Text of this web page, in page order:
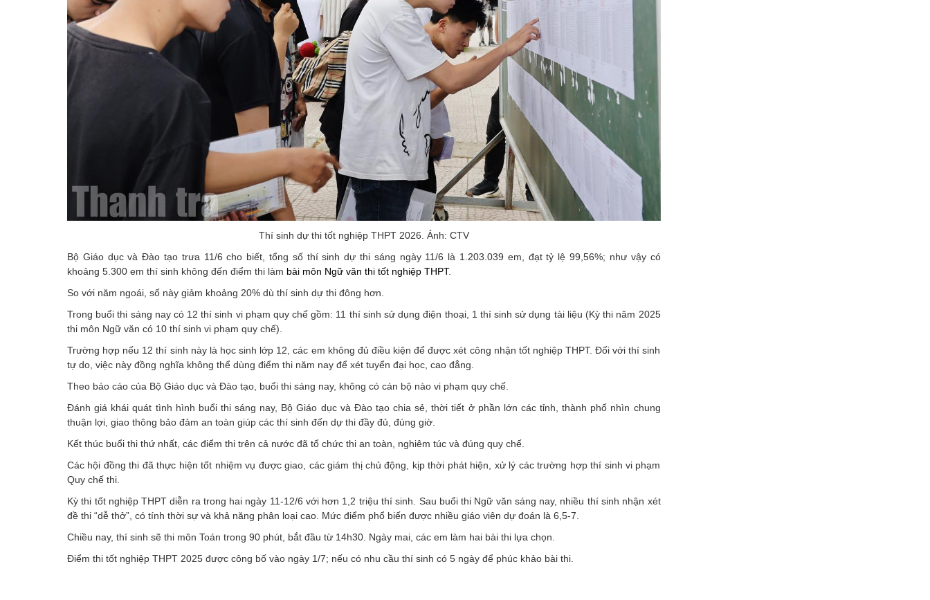
Thí sinh dự thi tốt nghiệp THPT 2026. Ảnh: CTV
Bộ Giáo dục và Đào tạo trưa 11/6 cho biết, tổng số thí sinh dự thi sáng ngày 11/6 là 1.203.039 em, đạt tỷ lệ 99,56%; như vậy có
khoảng 5.300 em thí sinh không đến điểm thi làm bài môn Ngữ văn thi tốt nghiệp THPT.
So với năm ngoái, số này giảm khoảng 20% dù thí sinh dự thi đông hơn.
Trong buổi thi sáng nay có 12 thí sinh vi phạm quy chế gồm: 11 thí sinh sử dụng điện thoại, 1 thí sinh sử dụng tài liệu (Kỳ thi năm 2025
thi môn Ngữ văn có 10 thí sinh vi phạm quy chế).
Trường hợp nếu 12 thí sinh này là học sinh lớp 12, các em không đủ điều kiện để được xét công nhận tốt nghiệp THPT. Đối với thí sinh
tự do, việc này đồng nghĩa không thể dùng điểm thi năm nay để xét tuyển đại học, cao đẳng.
Theo báo cáo của Bộ Giáo dục và Đào tạo, buổi thi sáng nay, không có cán bộ nào vi phạm quy chế.
Đánh giá khái quát tình hình buổi thi sáng nay, Bộ Giáo dục và Đào tạo chia sẻ, thời tiết ở phần lớn các tỉnh, thành phố nhìn chung
thuận lợi, giao thông bảo đảm an toàn giúp các thí sinh đến dự thi đầy đủ, đúng giờ.
Kết thúc buổi thi thứ nhất, các điểm thi trên cả nước đã tổ chức thi an toàn, nghiêm túc và đúng quy chế.
Các hội đồng thi đã thực hiện tốt nhiệm vụ được giao, các giám thị chủ động, kịp thời phát hiện, xử lý các trường hợp thí sinh vi phạm
Quy chế thi.
Kỳ thi tốt nghiệp THPT diễn ra trong hai ngày 11-12/6 với hơn 1,2 triệu thí sinh. Sau buổi thi Ngữ văn sáng nay, nhiều thí sinh nhận xét
đề thi “dễ thở”, có tính thời sự và khả năng phân loại cao. Mức điểm phổ biến được nhiều giáo viên dự đoán là 6,5-7.
Chiều nay, thí sinh sẽ thi môn Toán trong 90 phút, bắt đầu từ 14h30. Ngày mai, các em làm hai bài thi lựa chọn.
Điểm thi tốt nghiệp THPT 2025 được công bố vào ngày 1/7; nếu có nhu cầu thí sinh có 5 ngày để phúc khảo bài thi.